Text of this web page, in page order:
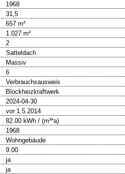
1968
31,5
657 m²
1.027 m²
2
Satteldach
Massiv
6
Verbrauchsausweis
Blockheizkraftwerk
2024-04-30
vor 1.5.2014
82.00 kWh / (m²*a)
1968
Wohngebäude
9.00
ja
ja